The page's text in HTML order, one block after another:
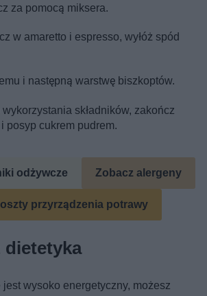
za pomocą miksera.
w amaretto i espresso, wyłóż spód
i następną warstwę biszkoptów.
składników, zakończ
posyp cukrem pudrem.
odżywcze Zobacz alergeny
przyrządzenia potrawy
dietetyka
wysoko energetyczny, możesz